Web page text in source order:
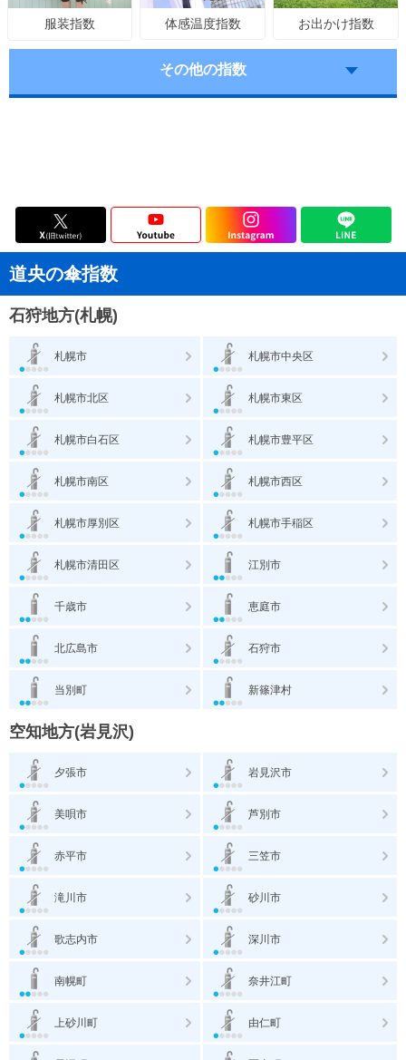
服装指数 体感温度指数 お出かけ指数
その他の指数
道央の傘指数
石狩地方(札幌)
札幌市 札幌市中央区
札幌市北区 札幌市東区
札幌市白石区 札幌市豊平区
札幌市南区 札幌市西区
札幌市厚別区 札幌市手稲区
札幌市清田区 江別市
千歳市 恵庭市
北広島市 石狩市
当別町 新篠津村
空知地方(岩見沢)
夕張市 岩見沢市
美唄市 芦別市
赤平市 三笠市
滝川市 砂川市
歌志内市 深川市
南幌町 奈井江町
上砂川町 由仁町